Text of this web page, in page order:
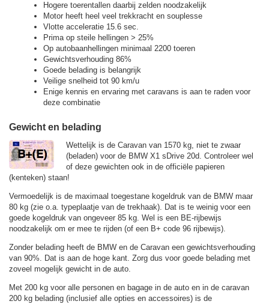
Hogere toerentallen daarbij zelden noodzakelijk
Motor heeft heel veel trekkracht en souplesse
Vlotte acceleratie 15.6 sec.
Prima op steile hellingen > 25%
Op autobaanhellingen minimaal 2200 toeren
Gewichtsverhouding 86%
Goede belading is belangrijk
Veilige snelheid tot 90 km/u
Enige kennis en ervaring met caravans is aan te raden voor
deze combinatie
Gewicht en belading
Wettelijk is de Caravan van 1570 kg, niet te zwaar
(beladen) voor de BMW X1 sDrive 20d. Controleer wel
of deze gewichten ook in de officiële papieren
(kenteken) staan!
Vermoedelijk is de maximaal toegestane kogeldruk van de BMW maar
80 kg (zie o.a. typeplaatje van de trekhaak). Dat is te weinig voor een
goede kogeldruk van ongeveer 85 kg. Wel is een BE-rijbewijs
noodzakelijk om er mee te rijden (of een B+ code 96 rijbewijs).
Zonder belading heeft de BMW en de Caravan een gewichtsverhouding
van 90%. Dat is aan de hoge kant. Zorg dus voor goede belading met
zoveel mogelijk gewicht in de auto.
Met 200 kg voor alle personen en bagage in de auto en in de caravan
200 kg belading (inclusief alle opties en accessoires) is de